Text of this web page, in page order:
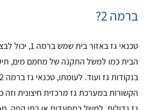
ברמה 2?
טכנאי גז באזור
הבית כמו למשל התקנה של מחמם מים,
הקשורות במערכת גז מרכזית חיצונית וזה